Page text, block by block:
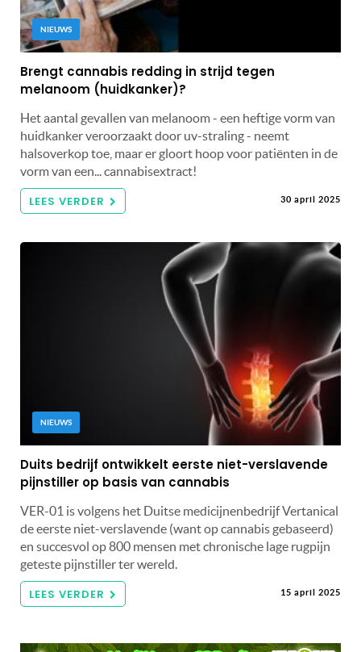
NIEUWS
Brengt cannabis redding in strijd tegen
melanoom (huidkanker)?
Het aantal gevallen van melanoom - een heftige vorm van
huidkanker veroorzaakt door uv-straling - neemt
halsoverkop toe, maar er gloort hoop voor patiënten in de
vorm van een... cannabisextract!
LEES VERDER 30 april 2025
NIEUWS
Duits bedrijf ontwikkelt eerste niet-verslavende
pijnstiller op basis van cannabis
VER-01 is volgens het Duitse medicijnenbedrijf Vertanical
de eerste niet-verslavende (want op cannabis gebaseerd)
en succesvol op 800 mensen met chronische lage rugpijn
geteste pijnstiller ter wereld.
LEES VERDER 15 april 2025